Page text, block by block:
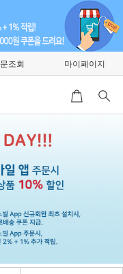
조회 마이페이지